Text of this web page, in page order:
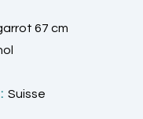
67 cm
Suisse